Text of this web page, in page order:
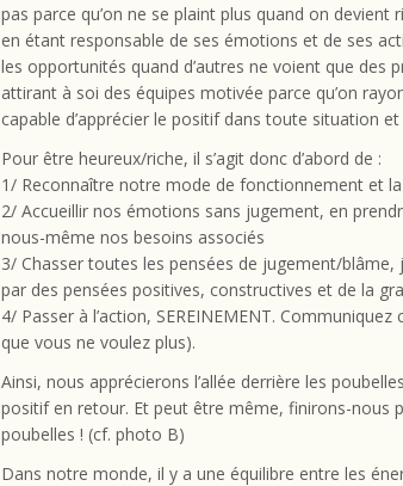
pas parce qu’on ne se plaint plus quand on devient
en étant responsable de ses émotions et de ses
les opportunités quand d’autres ne voient que des
attirant à soi des équipes motivée parce qu’on
capable d’apprécier le positif dans toute situation
Pour être heureux/riche, il s’agit donc d’abord de :
1/ Reconnaître notre mode de fonctionnement et la
2/ Accueillir nos émotions sans jugement, en
nous-même nos besoins associés
3/ Chasser toutes les pensées de jugement/
par des pensées positives, constructives et de la
4/ Passer à l’action, SEREINEMENT.
que vous ne voulez plus).
Ainsi, nous apprécierons l’allée derrière les
positif en retour. Et peut être même, finirons-nous
poubelles ! (cf. photo B)
Dans notre monde, il y a une équilibre entre les